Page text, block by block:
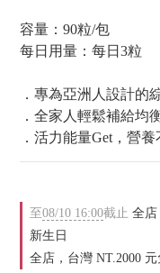
容量：90粒/包
每日用量：每日3粒
．專為亞洲人設計的
．全家人輕鬆補給均
．活力能量Get，營
至08/10 16:00截止 全店
新生日
全店，台灣 NT.2000 元